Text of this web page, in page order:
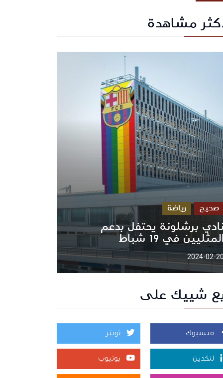
مشاهدة
صحيح رياضة
نادي برشلونة يحتفل بدعم
المثليين في 19 شباط
2024-02-
شييك على
فيسبوك تويتر
لنكدين يوتيوب